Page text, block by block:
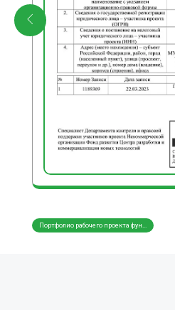
Портфолио рабочего проекта фун...